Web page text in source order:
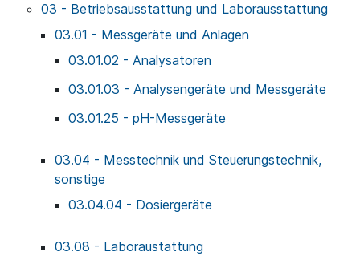
03 - Betriebsausstattung und Laborausstattung
03.01 - Messgeräte und Anlagen
03.01.02 - Analysatoren
03.01.03 - Analysengeräte und Messgeräte
03.01.25 - pH-Messgeräte
03.04 - Messtechnik und Steuerungstechnik,
sonstige
03.04.04 - Dosiergeräte
03.08 - Laboraustattung